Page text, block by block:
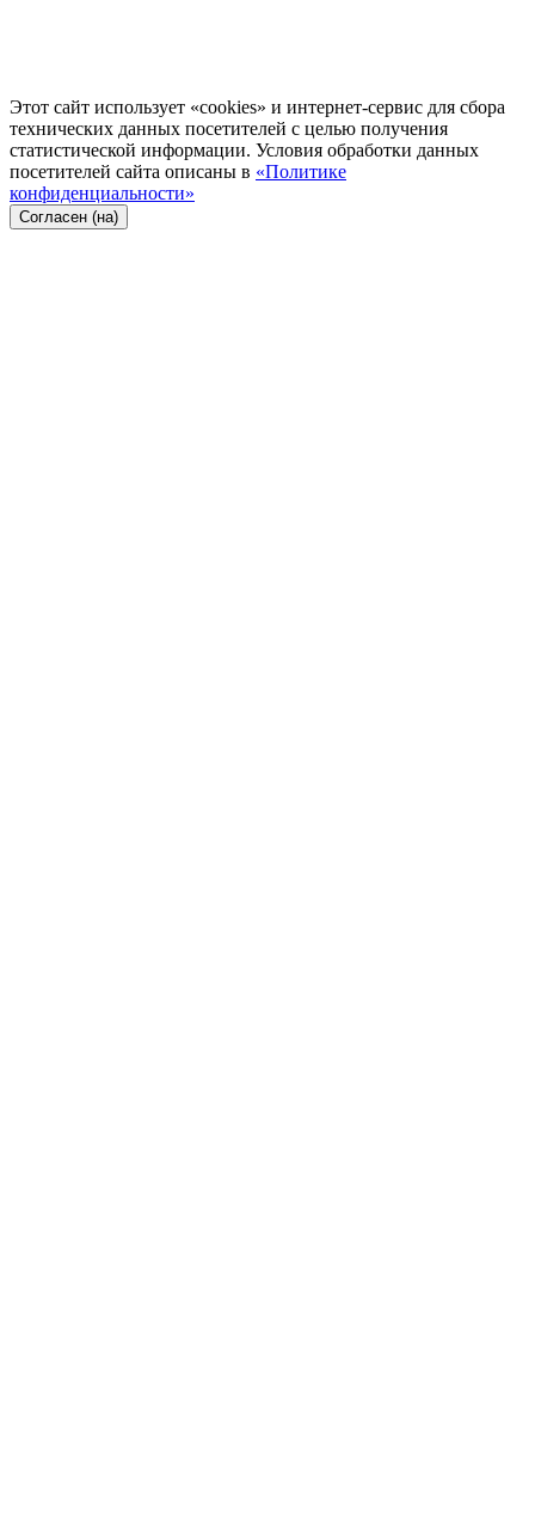
Этот сайт использует «cookies» и интернет-сервис для сбора
технических данных посетителей с целью получения
статистической информации. Условия обработки данных
посетителей сайта описаны в «Политике
конфиденциальности»
Согласен (на)